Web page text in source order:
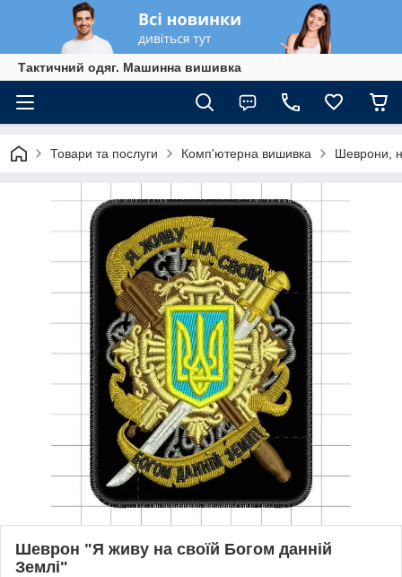
Тактичний одяг. Машинна вишивка
Товари та послуги Комп'ютерна вишивка Шеврони,
Шеврон "Я живу на своїй Богом данній
Землі"